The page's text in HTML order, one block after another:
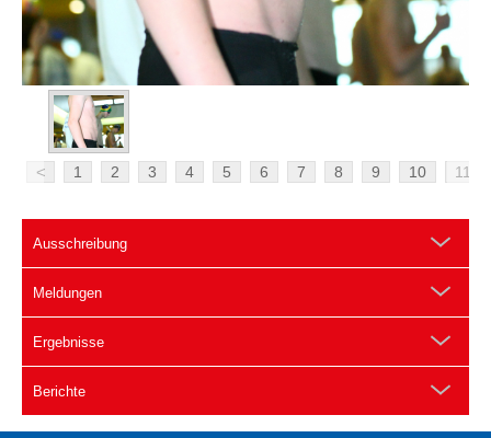
< 1 2 3 4 5 6 7 8 9 10 11
Ausschreibung
Meldungen
Ergebnisse
Berichte